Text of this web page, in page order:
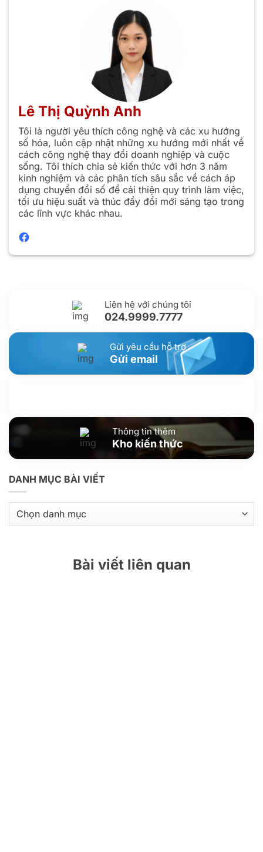
Lê Thị Quỳnh Anh
Tôi là người yêu thích công nghệ và các xu hướng
số hóa, luôn cập nhật những xu hướng mới nhất về
cách công nghệ thay đổi doanh nghiệp và cuộc
sống. Tôi thích chia sẻ kiến thức với hơn 3 năm
kinh nghiệm và các phân tích sâu sắc về cách áp
dụng chuyển đổi số để cải thiện quy trình làm việc,
tối ưu hiệu suất và thúc đẩy đổi mới sáng tạo trong
các lĩnh vực khác nhau.
Liên hệ với chúng tôi
024.9999.7777
Gửi yêu cầu hỗ trợ
Gửi email
Thông tin thêm
Kho kiến thức
DANH MỤC BÀI VIẾT
mục
bài
Bài viết liên quan